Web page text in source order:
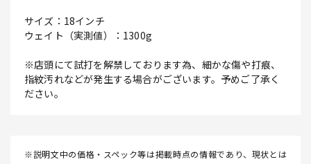
サイズ：18インチ
ウェイト（実測値）：1300g
※店頭にて試打を解禁しております為、細かな傷や打痕、
指紋汚れなどが発生する場合がございます。予めご了承く
ださい。
※説明文中の価格・スペック等は掲載時点の情報であり、現状とは